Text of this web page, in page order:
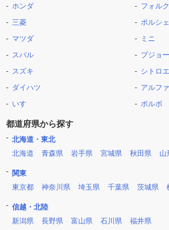
ホンダ
三菱
マツダ
スバル
スズキ
ダイハツ
いすゞ
フォル
ポルシェ
ミニ
プジョー
シトロ
アルフ
ボルボ
都道府県から探す
北海道・東北
北海道
青森県 岩手県 宮城県 秋田県 山
関東
東京都
神奈川県 埼玉県 千葉県 茨城県
信越・北陸
新潟県
長野県 富山県 石川県 福井県